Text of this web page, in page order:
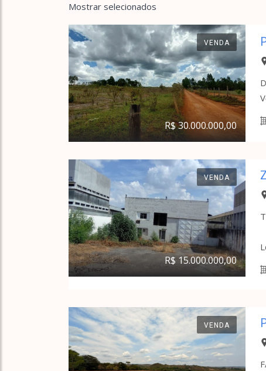
Mostrar selecionados
VENDA
R$ 30.000.000,00
VENDA
R$ 15.000.000,00
VENDA